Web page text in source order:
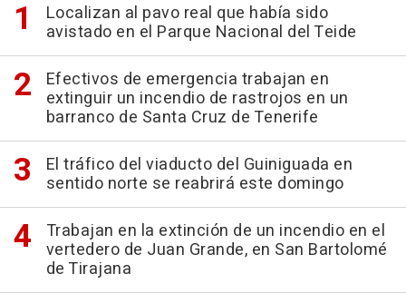
Localizan al pavo real que había sido
avistado en el Parque Nacional del Teide
Efectivos de emergencia trabajan en
extinguir un incendio de rastrojos en un
barranco de Santa Cruz de Tenerife
El tráfico del viaducto del Guiniguada en
sentido norte se reabrirá este domingo
Trabajan en la extinción de un incendio en el
vertedero de Juan Grande, en San Bartolomé
de Tirajana